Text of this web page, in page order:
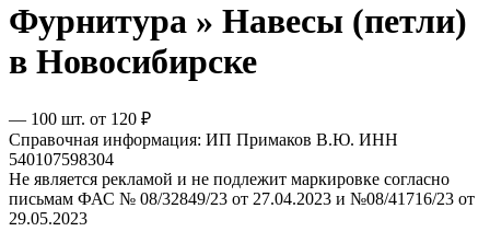
Фурнитура » Навесы (петли)
в Новосибирске
— 100 шт. от 120 ₽
Справочная информация: ИП Примаков В.Ю. ИНН
540107598304
Не является рекламой и не подлежит маркировке согласно
письмам ФАС № 08/32849/23 от 27.04.2023 и №08/41716/23 от
29.05.2023